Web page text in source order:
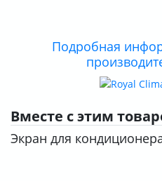
Подробная
Вместе с этим
Экран для